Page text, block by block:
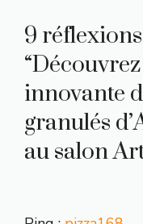
9
innovante
granulés
au salon